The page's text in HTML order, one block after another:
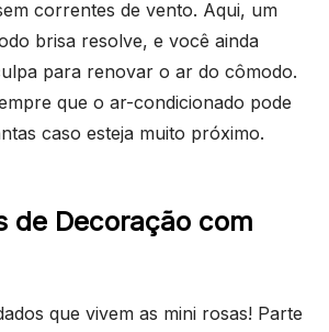
correntes de vento. Aqui, um
brisa resolve, e você ainda
para renovar o ar do cômodo.
que o ar-condicionado pode
caso esteja muito próximo.
de Decoração com
que vivem as mini rosas! Parte